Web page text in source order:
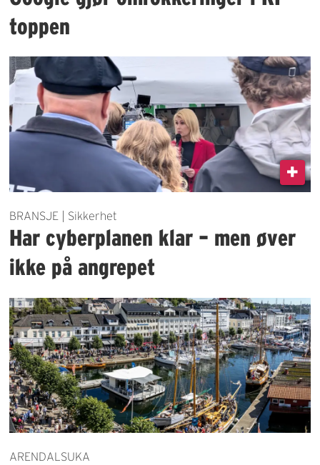
toppen
BRANSJE | Sikkerhet
Har cyberplanen klar – men øver
ikke på angrepet
ARENDALSUKA